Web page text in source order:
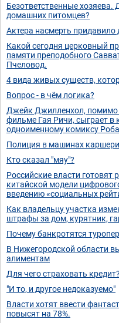
Безответственные хозяева.
домашних питомцев?
Актера насмерть
Какой сегодня церковный
памяти преподобного
Пчеловод.
4 вида живых существ,
Вопрос - в чём логика?
Джейк Джилленхол, помимо
фильме Гая Ричи, сыграет в
одноименному комиксу
Полиция в машинах
Кто сказал "мяу"?
Российские власти готовят
китайской модели
введению «социальных
Как владельцу участка
штрафы за дом, курятник,
Почему банкротятся
В Нижегородской области
алиментам
Для чего страховать кредит?
"И то, и другое недоказуемо"
Власти хотят ввести
повысят на 78%.